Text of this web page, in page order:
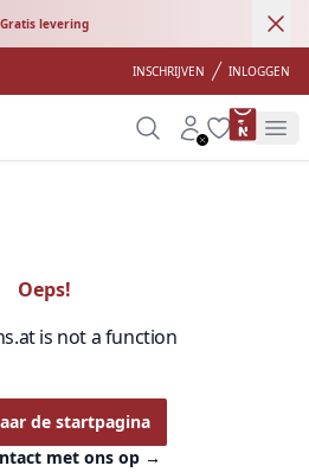
Gratis levering
INSCHRIJVEN INLOGGEN
SearchAccount
Wishlist
Oeps!
is not a function
de startpagina
met ons op →